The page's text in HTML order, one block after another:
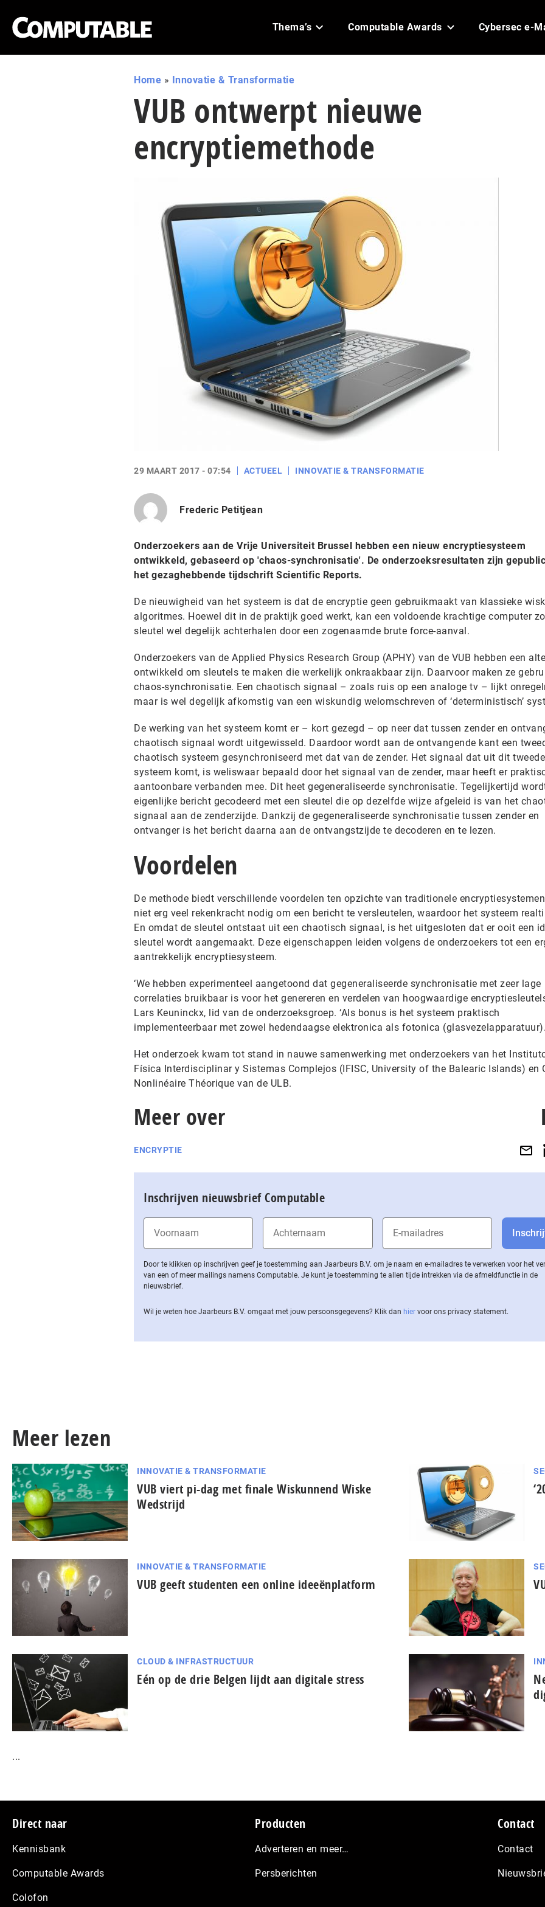
Thema’s Computable Awards Cybersec e-
Home » Innovatie & Transformatie
VUB ontwerpt nieuwe
encryptiemethode
29 MAART 2017 - 07:54 ACTUEEL INNOVATIE & TRANSFORMATIE
Frederic Petitjean
Onderzoekers aan de Vrije Universiteit Brussel hebben een nieuw encryptiesysteem
ontwikkeld, gebaseerd op 'chaos-synchronisatie'. De onderzoeksresultaten zijn
het gezaghebbende tijdschrift Scientific Reports.
De nieuwigheid van het systeem is dat de encryptie geen gebruikmaakt van klassieke
algoritmes. Hoewel dit in de praktijk goed werkt, kan een voldoende krachtige computer
sleutel wel degelijk achterhalen door een zogenaamde brute force-aanval.
Onderzoekers van de Applied Physics Research Group (APHY) van de VUB hebben een
ontwikkeld om sleutels te maken die werkelijk onkraakbaar zijn. Daarvoor maken ze
chaos-synchronisatie. Een chaotisch signaal – zoals ruis op een analoge tv – lijkt
maar is wel degelijk afkomstig van een wiskundig welomschreven of ‘deterministisch’
De werking van het systeem komt er – kort gezegd – op neer dat tussen zender en
chaotisch signaal wordt uitgewisseld. Daardoor wordt aan de ontvangende kant een
chaotisch systeem gesynchroniseerd met dat van de zender. Het signaal dat uit dit tweede
systeem komt, is weliswaar bepaald door het signaal van de zender, maar heeft er
aantoonbare verbanden mee. Dit heet gegeneraliseerde synchronisatie. Tegelijkertijd
eigenlijke bericht gecodeerd met een sleutel die op dezelfde wijze afgeleid is van het
signaal aan de zenderzijde. Dankzij de gegeneraliseerde synchronisatie tussen zender en
ontvanger is het bericht daarna aan de ontvangstzijde te decoderen en te lezen.
Voordelen
De methode biedt verschillende voordelen ten opzichte van traditionele
niet erg veel rekenkracht nodig om een bericht te versleutelen, waardoor het systeem
En omdat de sleutel ontstaat uit een chaotisch signaal, is het uitgesloten dat er ooit een
sleutel wordt aangemaakt. Deze eigenschappen leiden volgens de onderzoekers tot een
aantrekkelijk encryptiesysteem.
‘We hebben experimenteel aangetoond dat gegeneraliseerde synchronisatie met zeer lage
correlaties bruikbaar is voor het genereren en verdelen van hoogwaardige
Lars Keuninckx, lid van de onderzoeksgroep. ‘Als bonus is het systeem praktisch
implementeerbaar met zowel hedendaagse elektronica als fotonica
Het onderzoek kwam tot stand in nauwe samenwerking met onderzoekers van het
Física Interdisciplinar y Sistemas Complejos (IFISC, University of the Balearic Islands) en
Nonlinéaire Théorique van de ULB.
Meer over
ENCRYPTIE
Inschrijven nieuwsbrief Computable
Door te klikken op inschrijven geef je toestemming aan Jaarbeurs B.V. om je naam en e-mailadres te verwerken voor het
van een of meer mailings namens Computable. Je kunt je toestemming te allen tijde intrekken via de af­meld­func­tie in de
nieuwsbrief.
Wil je weten hoe Jaarbeurs B.V. omgaat met jouw per­soons­ge­ge­vens? Klik dan hier voor ons privacy statement.
Meer lezen
INNOVATIE & TRANSFORMATIE
VUB viert pi-dag met finale Wiskunnend Wiske
Wedstrijd
INNOVATIE & TRANSFORMATIE
VUB geeft studenten een online ideeënplatform
CLOUD & INFRASTRUCTUUR
Eén op de drie Belgen lijdt aan digitale stress
...
Footer
Direct naar
Kennisbank
Computable Awards
Colofon
Producten
Adverteren en meer…
Persberichten
Contact
Contact